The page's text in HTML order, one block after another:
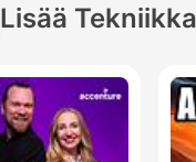
Lisää